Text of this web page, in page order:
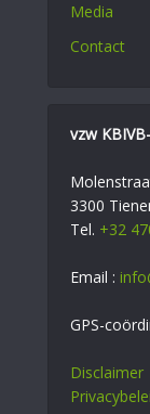
Media
Contact
vzw
3300
Tel. +32
Email :
GPS-
Disclaimer